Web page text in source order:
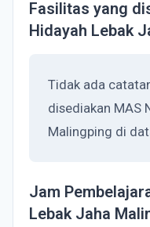
Fasilitas yang
Hidayah Lebak
Tidak ada
disediakan MAS
Malingping di
Jam
Lebak Jaha